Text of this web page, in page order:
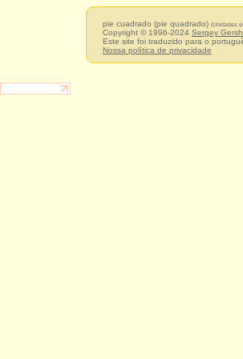
pie cuadrado (pie quadrado) (Unidades
Copyright © 1996-2024 Sergey
Este site foi traduzido para o
Nossa política de privacidade